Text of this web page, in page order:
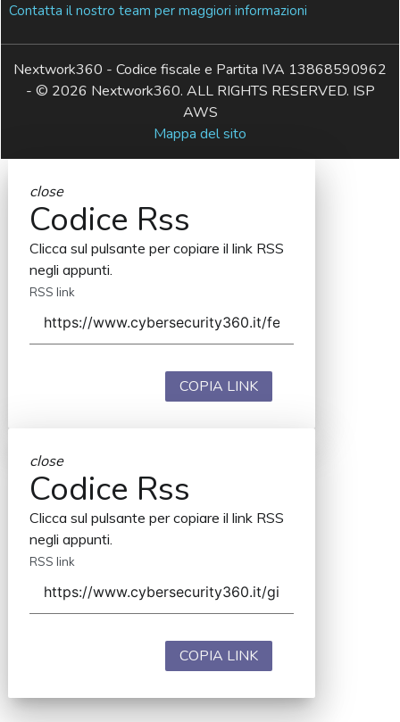
Contatta il nostro team per maggiori informazioni
Nextwork360 - Codice fiscale e Partita IVA 13868590962
- © 2026 Nextwork360. ALL RIGHTS RESERVED. ISP
AWS
Mappa del sito
close
Codice Rss
Clicca sul pulsante per copiare il link RSS
negli appunti.
RSS link
COPIA LINK
close
Codice Rss
Clicca sul pulsante per copiare il link RSS
negli appunti.
RSS link
COPIA LINK